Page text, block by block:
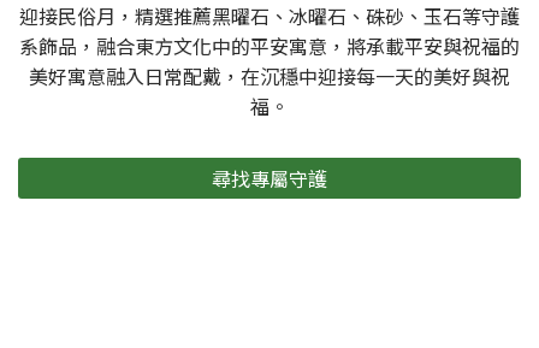
迎接民俗月，精選推薦黑曜石、冰曜石、硃砂、玉石等守護
系飾品，融合東方文化中的平安寓意，將承載平安與祝福的
美好寓意融入日常配戴，在沉穩中迎接每一天的美好與祝
福。
尋找專屬守護